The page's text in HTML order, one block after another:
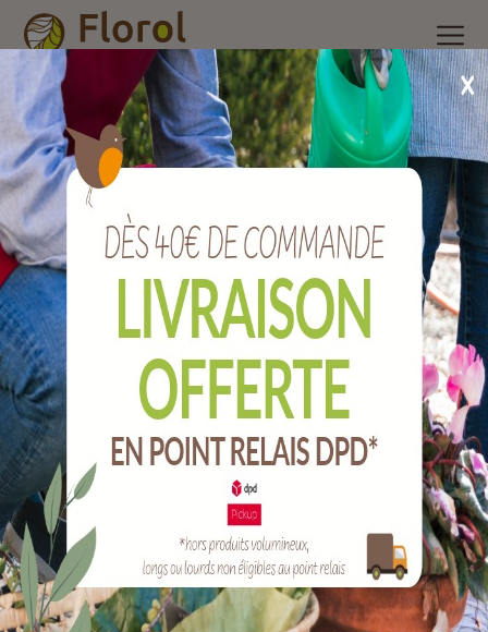
Accueil Nos produits /Poterie et accessoires /Jardinière et
balconnière plastique /Balconnière réserve d'eau paros nuage
60x18 cm
Balconnière réserve d'eau PAROS nuage
60x18 cm
Ref : 712060271
EAN :
Marque :
TERAPLAST
Quantité :